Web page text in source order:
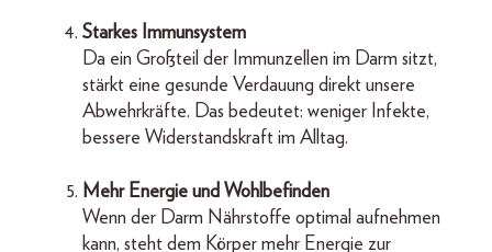
Starkes Immunsystem
Da ein Großteil der Immunzellen im Darm sitzt,
stärkt eine gesunde Verdauung direkt unsere
Abwehrkräfte. Das bedeutet: weniger Infekte,
bessere Widerstandskraft im Alltag.
Mehr Energie und Wohlbefinden
Wenn der Darm Nährstoffe optimal aufnehmen
kann, steht dem Körper mehr Energie zur